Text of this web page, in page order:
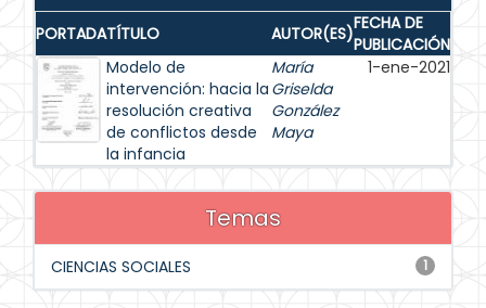
PORTADATÍTULO AUTOR(ES)FECHA DE
PUBLICACIÓN
Modelo de
intervención: hacia la
resolución creativa
de conflictos desde
la infancia
María
Griselda
González
Maya
1-ene-2021
Temas
1
CIENCIAS SOCIALES